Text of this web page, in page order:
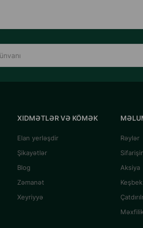
XIDMƏTLƏR VƏ KÖMƏK
Elan yerləşdir
Şikayətlər
Blog
Zəmanət
Xeyriyyə
Rəylər
Aksiya